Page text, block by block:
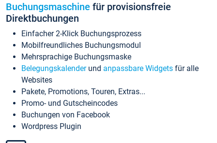
Buchungsmaschine für provisionsfreie
Direktbuchungen
Einfacher 2-Klick Buchungsprozess
Mobilfreundliches Buchungsmodul
Mehrsprachige Buchungsmaske
Belegungskalenderund anpassbare Widgets für alle
Websites
Pakete, Promotions, Touren, Extras...
Promo- und Gutscheincodes
Buchungen von Facebook
Wordpress Plugin